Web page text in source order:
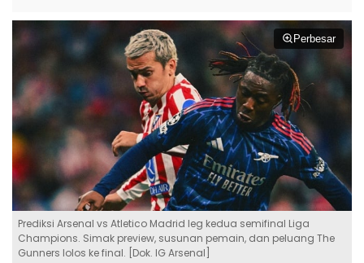
Perbesar
Prediksi Arsenal vs Atletico Madrid leg kedua semifinal Liga
Champions. Simak preview, susunan pemain, dan peluang The
Gunners lolos ke final. [Dok. IG Arsenal]